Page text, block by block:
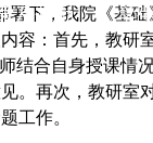
及奖励
学
署下， 我院《基
容：首先，教研
结合自身授课情
。再次，教研室
工作。